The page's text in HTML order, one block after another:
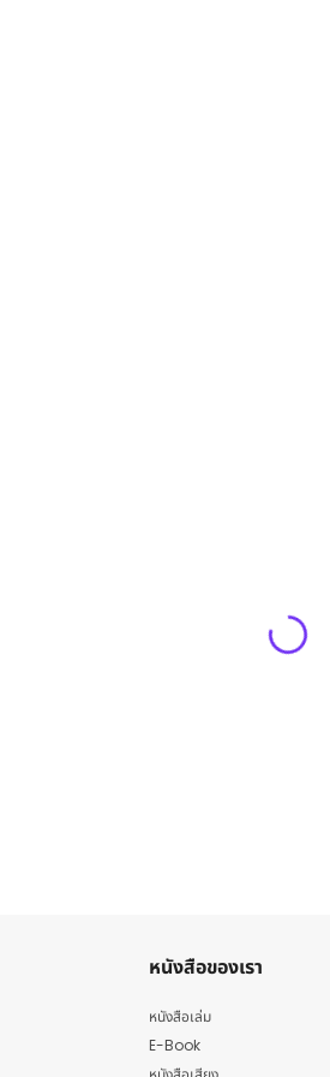
หนังสือของเรา
หนังสือเล่ม
E-Book